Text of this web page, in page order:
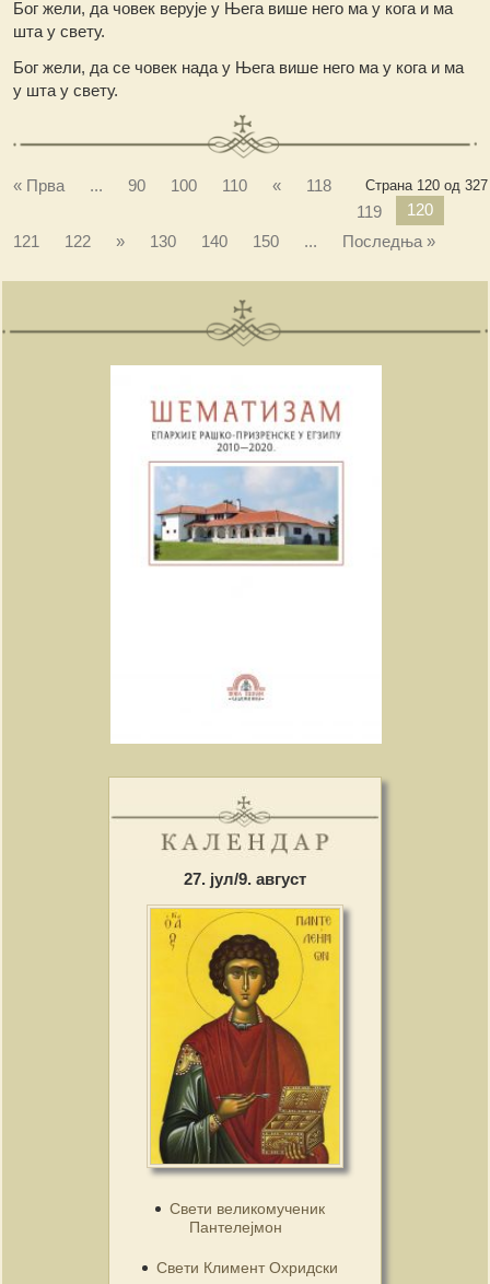
Бог жели, да човек верује у Њега више него ма у кога и ма
шта у свету.
Бог жели, да се човек нада у Њега више него ма у кога и ма
у шта у свету.
Страна 120 од 327
« Прва ... 90 100 110 «
118
119
120
121
122 » 130 140 150 ... Последња »
27. јул/9. август
Свети великомученик
Пантелејмон
Свети Климент Охридски